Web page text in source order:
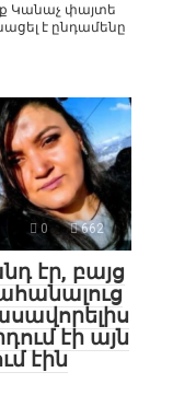
Կանաչ փայտե
է ընդամենը
0 662
էր, բայց
էի այն
էին